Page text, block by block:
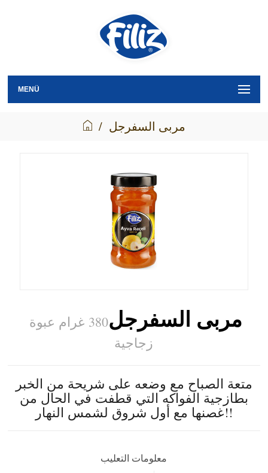
MENÜ
/ مربى السفرجل
مربى السفرجل
380 غرام عبوة
زجاجية
متعة الصباح مع وضعه على شريحة من الخبر
بطازجية الفواكه التي قطفت في الحال من
غصنها مع أول شروق لشمس النهار!!
معلومات التعليب